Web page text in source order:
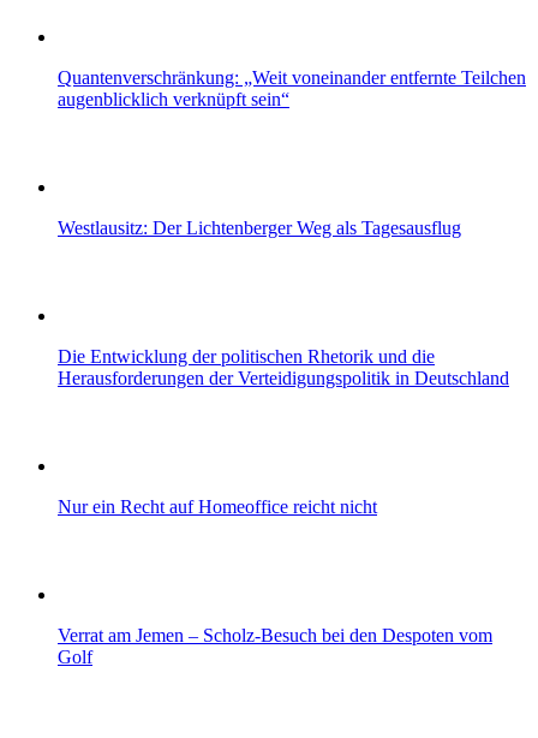
Quantenverschränkung: „Weit voneinander entfernte Teilchen
augenblicklich verknüpft sein“
Westlausitz: Der Lichtenberger Weg als Tagesausflug
Die Entwicklung der politischen Rhetorik und die
Herausforderungen der Verteidigungspolitik in Deutschland
Nur ein Recht auf Homeoffice reicht nicht
Verrat am Jemen – Scholz-Besuch bei den Despoten vom
Golf